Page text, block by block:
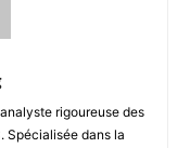
rigoureuse des
Spécialisée dans la